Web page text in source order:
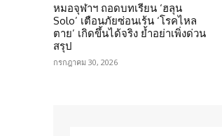
หมอจุฬาฯ ถอดบทเรียน ‘ฮลุน
Solo’ เตือนภัยซ่อนเร้น ‘โรคไหล
ตาย’ เกิดขึ้นได้จริง ย้ำอย่าเพิ่งด่วน
สรุป
กรกฎาคม 30, 2026